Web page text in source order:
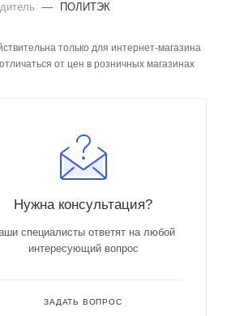
— ПОЛИТЭК
только для интернет-магазина
от цен в розничных магазинах
Нужна консультация?
специалисты ответят на любой
интересующий вопрос
ЗАДАТЬ ВОПРОС